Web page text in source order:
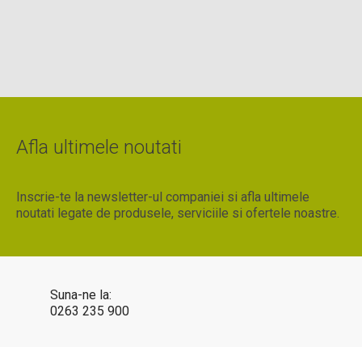
Afla ultimele noutati
Inscrie-te la newsletter-ul companiei si afla ultimele
noutati legate de produsele, serviciile si ofertele noastre.
Suna-ne la:
0263 235 900